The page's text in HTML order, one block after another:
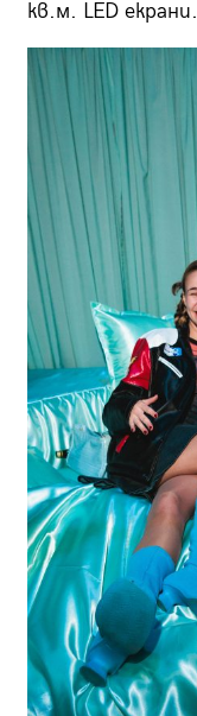
кв.м. LED екрани.